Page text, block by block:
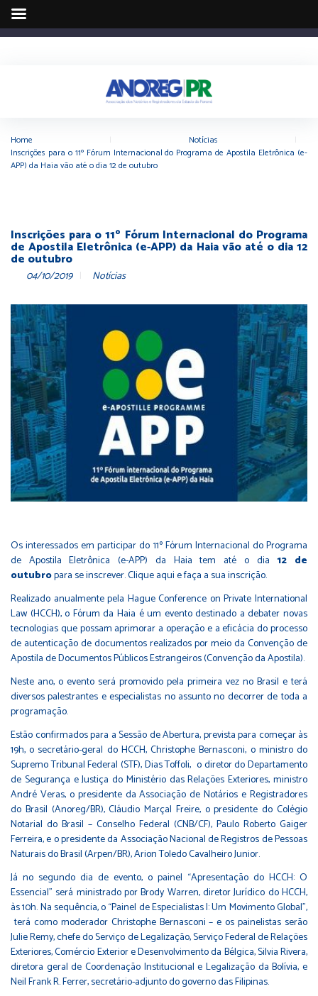
Home Notícias
Inscrições para o 11º Fórum Internacional do Programa de Apostila Eletrônica (e-
APP) da Haia vão até o dia 12 de outubro
Inscrições para o 11º Fórum Internacional do Programa
de Apostila Eletrônica (e-APP) da Haia vão até o dia 12
de outubro
04/10/2019 Notícias
Os interessados em participar do 11º Fórum Internacional do Programa
de Apostila Eletrônica (e-APP) da Haia tem até o dia12 de
outubropara se inscrever.Clique aquie faça a sua inscrição.
Realizado anualmente pela Hague Conference on Private International
Law (HCCH), o Fórum da Haia é um evento destinado a debater novas
tecnologias que possam aprimorar a operação e a eficácia do processo
de autenticação de documentos realizados por meio da Convenção de
Apostila de Documentos Públicos Estrangeiros (Convenção da Apostila).
Neste ano, o evento será promovido pela primeira vez no Brasil e terá
diversos palestrantes e especialistas no assunto no decorrer de toda a
programação.
Estão confirmados para a Sessão de Abertura, prevista para começar às
19h, o secretário-geral do HCCH, Christophe Bernasconi, o ministro do
Supremo Tribunal Federal (STF), Dias Toffoli, o diretor do Departamento
de Segurança e Justiça do Ministério das Relações Exteriores, ministro
André Veras, o presidente da Associação de Notários e Registradores
do Brasil (Anoreg/BR), Cláudio Marçal Freire, o presidente do Colégio
Notarial do Brasil – Conselho Federal (CNB/CF), Paulo Roberto Gaiger
Ferreira, e o presidente da Associação Nacional de Registros de Pessoas
Naturais do Brasil (Arpen/BR), Arion Toledo Cavalheiro Junior.
Já no segundo dia de evento, o painel “Apresentação do HCCH: O
Essencial” será ministrado por Brody Warren, diretor Jurídico do HCCH,
às 10h. Na sequência, o “Painel de Especialistas I: Um Movimento Global”,
terá como moderador Christophe Bernasconi – e os painelistas serão
Julie Remy, chefe do Serviço de Legalização, Serviço Federal de Relações
Exteriores, Comércio Exterior e Desenvolvimento da Bélgica, Silvia Rivera,
diretora geral de Coordenação Institucional e Legalização da Bolívia, e
Neil Frank R. Ferrer, secretário-adjunto do governo das Filipinas.